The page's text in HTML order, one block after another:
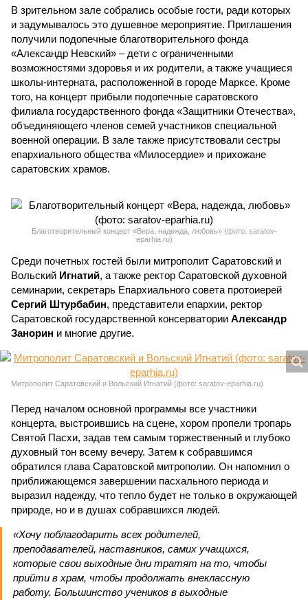
В зрительном зале собрались особые гости, ради которых
и задумывалось это душевное мероприятие. Приглашения
получили подопечные благотворительного фонда
«Александр Невский» – дети с ограниченными
возможностями здоровья и их родители, а также учащиеся
школы-интерната, расположенной в городе Марксе. Кроме
того, на концерт прибыли подопечные саратовского
филиала государственного фонда «Защитники Отечества»,
объединяющего членов семей участников специальной
военной операции. В зале также присутствовали сестры
епархиального общества «Милосердие» и прихожане
саратовских храмов.
Благотворительный концерт «Вера, надежда, любовь» (фото: saratov-
eparhia.ru)
Среди почетных гостей были митрополит Саратовский и
Вольский Игнатий, а также ректор Саратовской духовной
семинарии, секретарь Епархиального совета протоиерей
Сергий Штурбабин, представители епархии, ректор
Саратовской государственной консерватории Александр
Занорин и многие другие.
Митрополит Саратовский и Вольский Игнатий (фото: saratov-eparhia.ru)
Перед началом основной программы все участники
концерта, выстроившись на сцене, хором пропели тропарь
Святой Пасхи, задав тем самым торжественный и глубоко
духовный тон всему вечеру. Затем к собравшимся
обратился глава Саратовской митрополии. Он напомнил о
приближающемся завершении пасхального периода и
выразил надежду, что тепло будет не только в окружающей
природе, но и в душах собравшихся людей.
«Хочу поблагодарить всех родителей,
преподавателей, наставников, самих учащихся,
которые свои выходные дни тратят на то, чтобы
прийти в храм, чтобы продолжать внеклассную
работу. Большинство учеников в выходные